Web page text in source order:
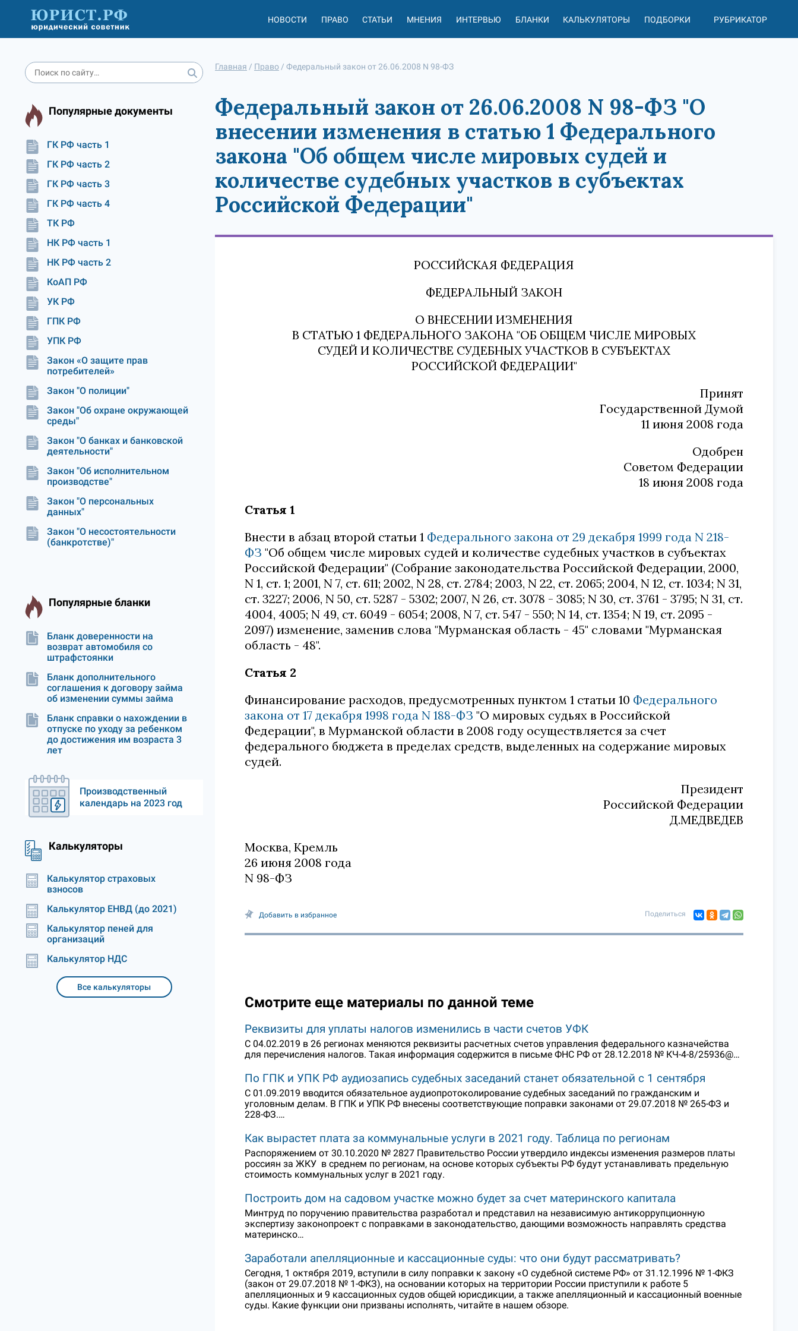
НОВОСТИ ПРАВО СТАТЬИ МНЕНИЯ ИНТЕРВЬЮ БЛАНКИ КАЛЬКУЛЯТОРЫ ПОДБОРКИ РУБРИКАТОР
Популярные документы
ГК РФ часть 1
ГК РФ часть 2
ГК РФ часть 3
ГК РФ часть 4
ТК РФ
НК РФ часть 1
НК РФ часть 2
КоАП РФ
УК РФ
ГПК РФ
УПК РФ
Закон «О защите прав
потребителей»
Закон "О полиции"
Закон "Об охране окружающей
среды"
Закон "О банках и банковской
деятельности"
Закон "Об исполнительном
производстве"
Закон "О персональных
данных"
Закон "О несостоятельности
(банкротстве)"
Популярные бланки
Бланк доверенности на
возврат автомобиля со
штрафстоянки
Бланк дополнительного
соглашения к договору займа
об изменении суммы займа
Бланк справки о нахождении в
отпуске по уходу за ребенком
до достижения им возраста 3
лет
Производственный
календарь на 2023 год
Калькуляторы
Калькулятор страховых
взносов
Калькулятор ЕНВД (до 2021)
Калькулятор пеней для
организаций
Калькулятор НДС
Все калькуляторы
Главная / Право / Федеральный закон от 26.06.2008 N 98-ФЗ
Федеральный закон от 26.06.2008 N 98-ФЗ "О
внесении изменения в статью 1 Федерального
закона "Об общем числе мировых судей и
количестве судебных участков в субъектах
Российской Федерации"
РОССИЙСКАЯ ФЕДЕРАЦИЯ
ФЕДЕРАЛЬНЫЙ ЗАКОН
О ВНЕСЕНИИ ИЗМЕНЕНИЯ
В СТАТЬЮ 1 ФЕДЕРАЛЬНОГО ЗАКОНА "ОБ ОБЩЕМ ЧИСЛЕ МИРОВЫХ
СУДЕЙ И КОЛИЧЕСТВЕ СУДЕБНЫХ УЧАСТКОВ В СУБЪЕКТАХ
РОССИЙСКОЙ ФЕДЕРАЦИИ"
Принят
Государственной Думой
11 июня 2008 года
Одобрен
Советом Федерации
18 июня 2008 года
Статья 1
Внести в абзац второй статьи 1 Федерального закона от 29 декабря 1999 года N 218-
ФЗ "Об общем числе мировых судей и количестве судебных участков в субъектах
Российской Федерации" (Собрание законодательства Российской Федерации, 2000,
N 1, ст. 1; 2001, N 7, ст. 611; 2002, N 28, ст. 2784; 2003, N 22, ст. 2065; 2004, N 12, ст. 1034; N 31,
ст. 3227; 2006, N 50, ст. 5287 - 5302; 2007, N 26, ст. 3078 - 3085; N 30, ст. 3761 - 3795; N 31, ст.
4004, 4005; N 49, ст. 6049 - 6054; 2008, N 7, ст. 547 - 550; N 14, ст. 1354; N 19, ст. 2095 -
2097) изменение, заменив слова "Мурманская область - 45" словами "Мурманская
область - 48".
Статья 2
Финансирование расходов, предусмотренных пунктом 1 статьи 10 Федерального
закона от 17 декабря 1998 года N 188-ФЗ "О мировых судьях в Российской
Федерации", в Мурманской области в 2008 году осуществляется за счет
федерального бюджета в пределах средств, выделенных на содержание мировых
судей.
Президент
Российской Федерации
Д.МЕДВЕДЕВ
Москва, Кремль
26 июня 2008 года
N 98-ФЗ
Добавить в избранное Поделиться
Смотрите еще материалы по данной теме
Реквизиты для уплаты налогов изменились в части счетов УФК
С 04.02.2019 в 26 регионах меняются реквизиты расчетных счетов управления федерального казначейства
для перечисления налогов. Такая информация содержится в письме ФНС РФ от 28.12.2018 № КЧ-4-8/25936@…
По ГПК и УПК РФ аудиозапись судебных заседаний станет обязательной с 1 сентября
С 01.09.2019 вводится обязательное аудиопротоколирование судебных заседаний по гражданским и
уголовным делам. В ГПК и УПК РФ внесены соответствующие поправки законами от 29.07.2018 № 265-ФЗ и
228-ФЗ.…
Как вырастет плата за коммунальные услуги в 2021 году. Таблица по регионам
Распоряжением от 30.10.2020 № 2827 Правительство России утвердило индексы изменения размеров платы
россиян за ЖКУ в среднем по регионам, на основе которых субъекты РФ будут устанавливать предельную
стоимость коммунальных услуг в 2021 году.
Построить дом на садовом участке можно будет за счет материнского капитала
Минтруд по поручению правительства разработал и представил на независимую антикоррупционную
экспертизу законопроект с поправками в законодательство, дающими возможность направлять средства
материнско…
Заработали апелляционные и кассационные суды: что они будут рассматривать?
Сегодня, 1 октября 2019, вступили в силу поправки к закону «О судебной системе РФ» от 31.12.1996 № 1-ФКЗ
(закон от 29.07.2018 № 1-ФКЗ), на основании которых на территории России приступили к работе 5
апелляционных и 9 кассационных судов общей юрисдикции, а также апелляционный и кассационный военные
суды. Какие функции они призваны исполнять, читайте в нашем обзоре.